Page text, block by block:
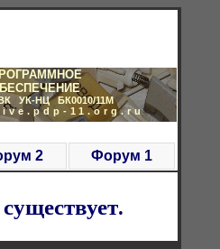
УК-НЦ БК0010/11М
11.org.ru
Форум 1
2